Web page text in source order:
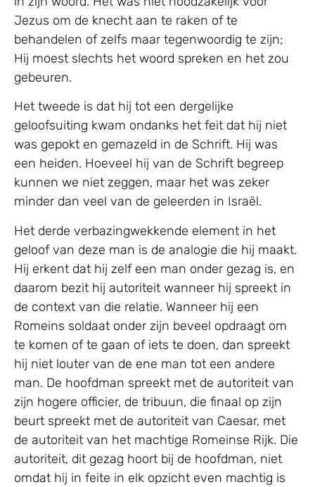
Jezus om de knecht aan te raken of te
behandelen of zelfs maar tegenwoordig te zijn;
Hij moest slechts het woord spreken en het zou
gebeuren.
Het tweede is dat hij tot een dergelijke
geloofsuiting kwam ondanks het feit dat hij niet
was gepokt en gemazeld in de Schrift. Hij was
een heiden. Hoeveel hij van de Schrift begreep
kunnen we niet zeggen, maar het was zeker
minder dan veel van de geleerden in Israël.
Het derde verbazingwekkende element in het
geloof van deze man is de analogie die hij maakt.
Hij erkent dat hij zelf een man onder gezag is, en
daarom bezit hij autoriteit wanneer hij spreekt in
de context van die relatie. Wanneer hij een
Romeins soldaat onder zijn beveel opdraagt om
te komen of te gaan of iets te doen, dan spreekt
hij niet louter van de ene man tot een andere
man. De hoofdman spreekt met de autoriteit van
zijn hogere officier, de tribuun, die finaal op zijn
beurt spreekt met de autoriteit van Caesar, met
de autoriteit van het machtige Romeinse Rijk. Die
autoriteit, dit gezag hoort bij de hoofdman, niet
omdat hij in feite in elk opzicht even machtig is